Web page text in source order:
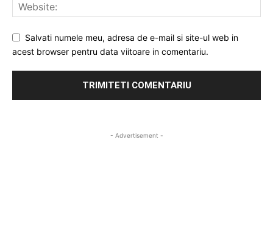
Salvati numele meu, adresa de e-mail si site-ul web in
acest browser pentru data viitoare in comentariu.
- Advertisement -